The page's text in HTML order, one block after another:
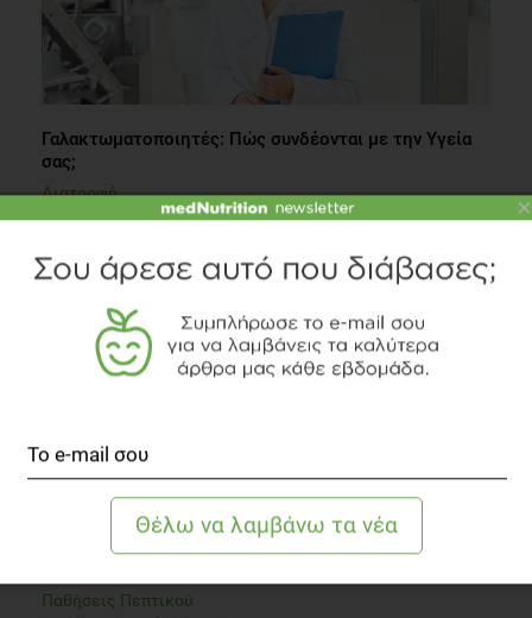
Γαλακτωματοποιητές: Πώς συνδέονται με την Υγεία
σας;
Διατροφή
4 λεπτά να διαβαστεί
Δυσκοιλιότητα: Το σύμπτωμα που κάνει τη ζωή
Παθήσεις Πεπτικού
×